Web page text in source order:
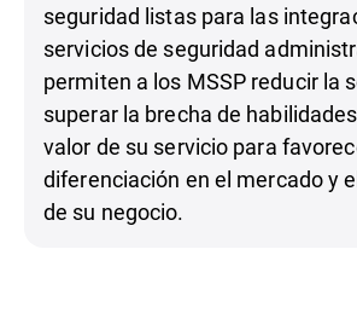
seguridad listas para las
servicios de seguridad
permiten a los MSSP reducir la
superar la brecha de
valor de su servicio para
diferenciación en el mercado y
de su negocio.